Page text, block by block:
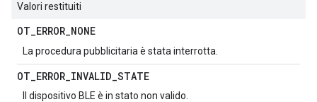
Valori restituiti
OT_ERROR_NONE
La procedura pubblicitaria è stata interrotta.
OT_ERROR_INVALID_STATE
Il dispositivo BLE è in stato non valido.